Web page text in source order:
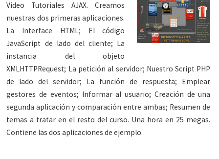
Video Tutoriales AJAX. Creamos
nuestras dos primeras aplicaciones.
La Interface HTML; El código
JavaScript de lado del cliente; La
instancia del objeto
XMLHTTPRequest; La petición al servidor; Nuestro Script PHP
de lado del servidor; La función de respuesta; Emplear
gestores de eventos; Informar al usuario; Creación de una
segunda aplicación y comparación entre ambas; Resumen de
temas a tratar en el resto del curso. Una hora en 25 megas.
Contiene las dos aplicaciones de ejemplo.